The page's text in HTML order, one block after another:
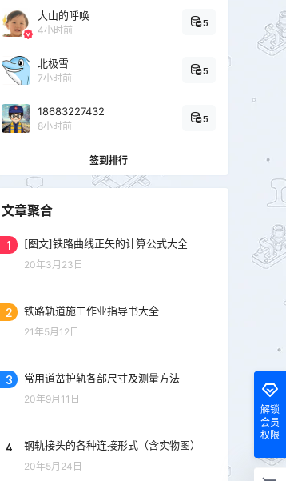
大山的呼唤
4小时前
5
北极雪
7小时前
5
18683227432
8小时前
5
签到排行
文章聚合
1 [图文]铁路曲线正矢的计算公式大全
20年3月23日
2 铁路轨道施工作业指导书大全
21年5月12日
3 常用道岔护轨各部尺寸及测量方法
20年9月11日
4 钢轨接头的各种连接形式（含实物图）
20年5月24日
解锁
会员
权限